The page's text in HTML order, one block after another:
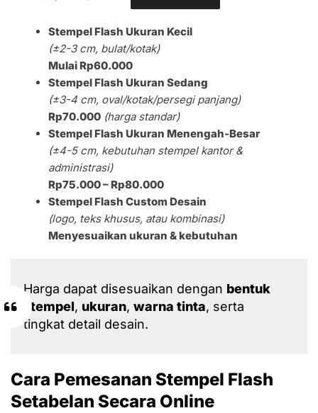
Stempel Flash Ukuran Kecil
(±2-3 cm, bulat/kotak)
Mulai Rp60.000
Stempel Flash Ukuran Sedang
(±3-4 cm, oval/kotak/persegi panjang)
Rp70.000 (harga standar)
Stempel Flash Ukuran Menengah-Besar
(±4-5 cm, kebutuhan stempel kantor &
administrasi)
Rp75.000 – Rp80.000
Stempel Flash Custom Desain
(logo, teks khusus, atau kombinasi)
Menyesuaikan ukuran & kebutuhan
Harga dapat disesuaikan dengan bentuk
stempel, ukuran, warna tinta, serta
tingkat detail desain.
Cara Pemesanan Stempel Flash
Setabelan Secara Online